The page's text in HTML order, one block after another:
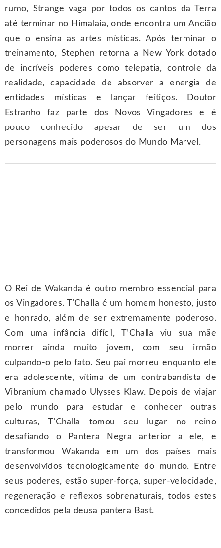
rumo, Strange vaga por todos os cantos da Terra
até terminar no Himalaia, onde encontra um Ancião
que o ensina as artes místicas. Após terminar o
treinamento, Stephen retorna a New York dotado
de incríveis poderes como telepatia, controle da
realidade, capacidade de absorver a energia de
entidades místicas e lançar feitiços. Doutor
Estranho faz parte dos Novos Vingadores e é
pouco conhecido apesar de ser um dos
personagens mais poderosos do Mundo Marvel.
O Rei de Wakanda é outro membro essencial para
os Vingadores. T’Challa é um homem honesto, justo
e honrado, além de ser extremamente poderoso.
Com uma infância difícil, T’Challa viu sua mãe
morrer ainda muito jovem, com seu irmão
culpando-o pelo fato. Seu pai morreu enquanto ele
era adolescente, vítima de um contrabandista de
Vibranium chamado Ulysses Klaw. Depois de viajar
pelo mundo para estudar e conhecer outras
culturas, T’Challa tomou seu lugar no reino
desafiando o Pantera Negra anterior a ele, e
transformou Wakanda em um dos países mais
desenvolvidos tecnologicamente do mundo. Entre
seus poderes, estão super-força, super-velocidade,
regeneração e reflexos sobrenaturais, todos estes
concedidos pela deusa pantera Bast.